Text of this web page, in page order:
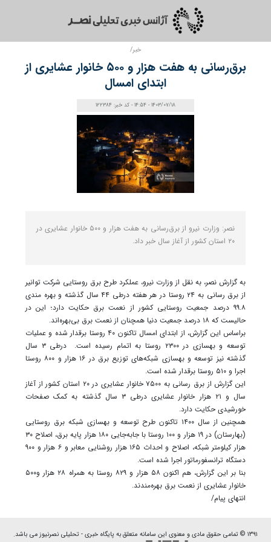
خبر/
برق‌رسانی به هفت هزار و ۵۰۰ خانوار عشایری از
ابتدای امسال
1403/07/18 - 14:54 - کد خبر: 122384
نصر: وزارت نیرو از برق‌رسانی به هفت هزار و ۵۰۰ خانوار عشایری در
۲۰ استان کشور از آغاز سال خبر داد.
به گزارش نصر، به نقل از وزارت نیرو، عملکرد طرح برق روستایی شرکت توانیر
از برق رسانی به ۲۴ روستا در هر هفته درطی ۴۴ سال گذشته و بهره مندی
۹۹.۸ درصد جمعیت روستایی کشور از نعمت برق حکایت دارد؛ این در
حالیست که ۱۸ درصد جمعیت دنیا همچنان از نعمت برق بی‌بهره‌اند.
براساس این گزارش، از ابتدای امسال تاکنون ۴۰ روستا برقدار شده و عملیات
توسعه و بهسازی در ۲۳۰۰ روستا به اتمام رسیده است. درطی ۳ سال
گذشته نیز توسعه و بهسازی شبکه‌های توزیع برق در ۱۶ هزار و ۸۰۰ روستا
اجرا و ۵۱۰ روستا برقدار شده است.
این گزارش از برق رسانی به ۷۵۰۰ خانوار عشایری در ۲۰ استان کشور از آغاز
سال و ۲۱ هزار خانوار عشایری درطی ۳ سال گذشته به کمک صفحات
خورشیدی حکایت دارد.
همچنین از سال ۱۴۰۰ تاکنون طرح توسعه و بهسازی شبکه برق روستایی
(بهارستان) در ۱۹ هزار و ۱۰۰ روستا با جابه‌جایی ۱۸۰ هزار پایه برق، اصلاح ۳۰
هزار کیلومتر شبکه، اصلاح و احداث ۱۶۵ هزار روشنایی معابر و ۶ هزار و ۹۰۰
دستگاه ترانسفورماتور اجرا شده است.
بنا بر این گزارش، هم اکنون ۵۸ هزار و ۸۲۹ روستا به همراه ۲۸ هزار و۵۰۰
خانوار عشایری از نعمت برق بهره‌مندند.
انتهای پیام/
۱۳۹۱ © تمامی حقوق مادی و معنوی این سامانه متعلق به پایگاه خبری - تحلیلی نصرنیوز می باشد.